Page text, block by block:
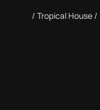
Tropical House